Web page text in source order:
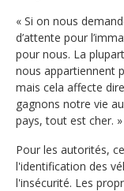
« Si on nous
d’attente pour
pour nous. La
nous appartiennent
mais cela affecte
gagnons notre vie
pays, tout est cher. »
Pour les autorités,
l'identification des
l'insécurité. Les